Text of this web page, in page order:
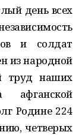
день всех
и солдат
из народной
труд наших
афганской
Родине 224
четверых